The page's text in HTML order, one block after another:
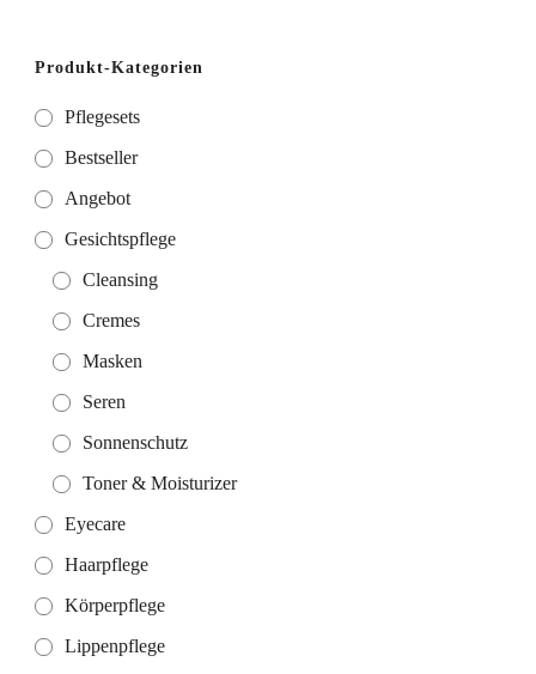
Produkt-Kategorien
Pflegesets
Bestseller
Angebot
Gesichtspflege
Cleansing
Cremes
Masken
Seren
Sonnenschutz
Toner & Moisturizer
Eyecare
Haarpflege
Körperpflege
Lippenpflege